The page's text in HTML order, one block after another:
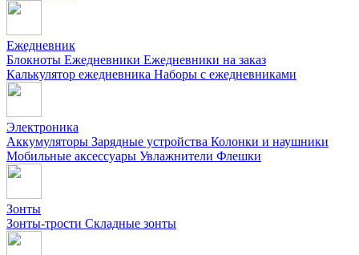
Ежедневник
Блокноты Ежедневники Ежедневники на заказ
Калькулятор ежедневника Наборы с ежедневниками
Электроника
Аккумуляторы Зарядные устройства Колонки и наушники
Мобильные аксессуары Увлажнители Флешки
Зонты
Зонты-трости Складные зонты